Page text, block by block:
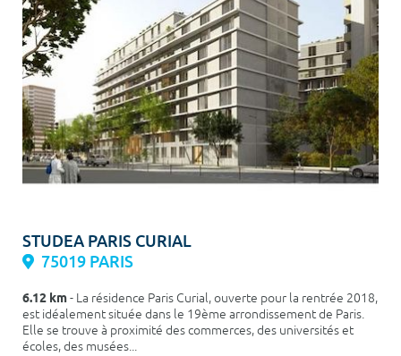
STUDEA PARIS CURIAL
75019 PARIS
6.12 km- La résidence Paris Curial, ouverte pour la rentrée 2018,
est idéalement située dans le 19ème arrondissement de Paris.
Elle se trouve à proximité des commerces, des universités et
écoles, des musées...